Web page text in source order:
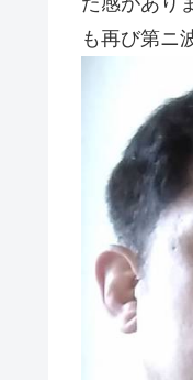
も再び第ニ